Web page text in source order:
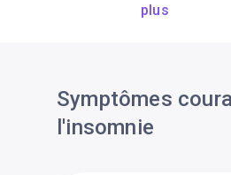
plus
Symptômes
l'insomnie